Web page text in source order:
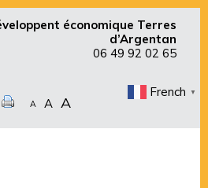
économique Terres
d’Argentan
06 49 92 02 65
A A A
French ▼